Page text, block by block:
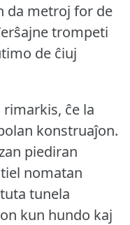
da metroj for de
trompeti
de ĉiuj
rimarkis, ĉe la
konstruaĵon.
piediran
nomatan
tunela
kun hundo kaj